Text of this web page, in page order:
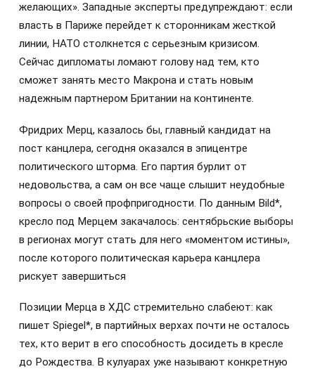
желающих». Западные эксперты предупреждают: если
власть в Париже перейдет к сторонникам жесткой
линии, НАТО столкнется с серьезным кризисом.
Сейчас дипломаты ломают голову над тем, кто
сможет занять место Макрона и стать новым
надежным партнером Британии на континенте.
Фридрих Мерц, казалось бы, главный кандидат на
пост канцлера, сегодня оказался в эпицентре
политического шторма. Его партия бурлит от
недовольства, а сам он все чаще слышит неудобные
вопросы о своей профпригодности. По данным Bild*,
кресло под Мерцем закачалось: сентябрьские выборы
в регионах могут стать для него «моментом истины»,
после которого политическая карьера канцлера
рискует завершиться
Позиции Мерца в ХДС стремительно слабеют: как
пишет Spiegel*, в партийных верхах почти не осталось
тех, кто верит в его способность досидеть в кресле
до Рождества. В кулуарах уже называют конкретную